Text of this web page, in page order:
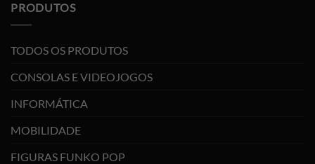
PRODUTOS
TODOS OS PRODUTOS
CONSOLAS E VIDEOJOGOS
INFORMÁTICA
MOBILIDADE
FIGURAS FUNKO POP